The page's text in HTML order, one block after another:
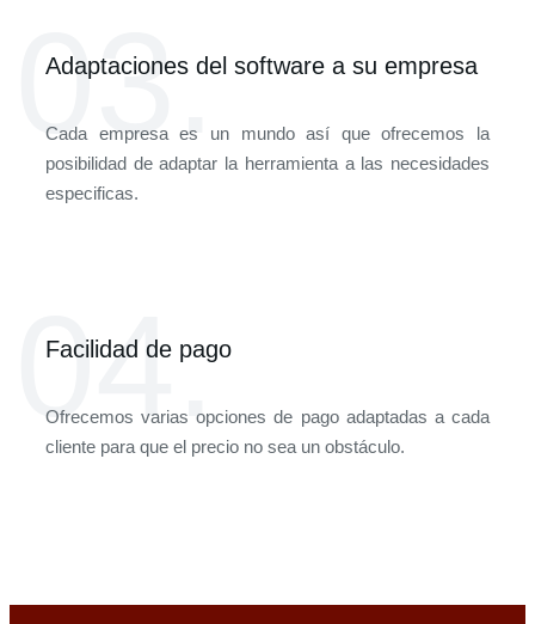
03.
Adaptaciones del software a su empresa
Cada empresa es un mundo así que ofrecemos la
posibilidad de adaptar la herramienta a las necesidades
especificas.
04.
Facilidad de pago
Ofrecemos varias opciones de pago adaptadas a cada
cliente para que el precio no sea un obstáculo.